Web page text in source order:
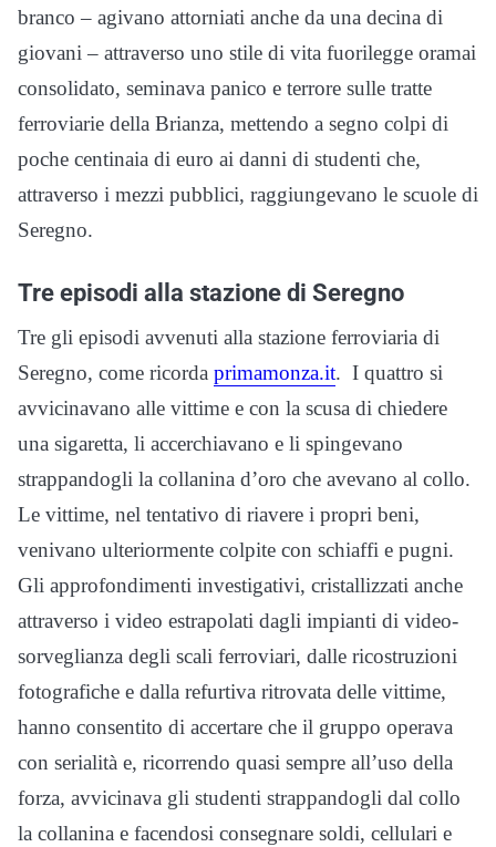
branco – agivano attorniati anche da una decina di
giovani – attraverso uno stile di vita fuorilegge oramai
consolidato, seminava panico e terrore sulle tratte
ferroviarie della Brianza, mettendo a segno colpi di
poche centinaia di euro ai danni di studenti che,
attraverso i mezzi pubblici, raggiungevano le scuole di
Seregno.
Tre episodi alla stazione di Seregno
Tre gli episodi avvenuti alla stazione ferroviaria di
Seregno, come ricorda primamonza.it. I quattro si
avvicinavano alle vittime e con la scusa di chiedere
una sigaretta, li accerchiavano e li spingevano
strappandogli la collanina d’oro che avevano al collo.
Le vittime, nel tentativo di riavere i propri beni,
venivano ulteriormente colpite con schiaffi e pugni.
Gli approfondimenti investigativi, cristallizzati anche
attraverso i video estrapolati dagli impianti di video-
sorveglianza degli scali ferroviari, dalle ricostruzioni
fotografiche e dalla refurtiva ritrovata delle vittime,
hanno consentito di accertare che il gruppo operava
con serialità e, ricorrendo quasi sempre all’uso della
forza, avvicinava gli studenti strappandogli dal collo
la collanina e facendosi consegnare soldi, cellulari e